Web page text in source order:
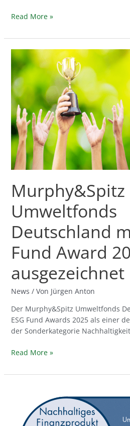
Read More »
Murphy&Spitz
Umweltfonds
Deutschland
Fund Award
ausgezeichnet
News / Von Jürgen Anton
Der Murphy&Spitz Umweltfonds
ESG Fund Awards 2025 als einer
der Sonderkategorie
Murphy&Spitz
Umweltfonds
Deutschland
mit
ESG
Fund
Award
2025
ausgezeichnet
Read More »